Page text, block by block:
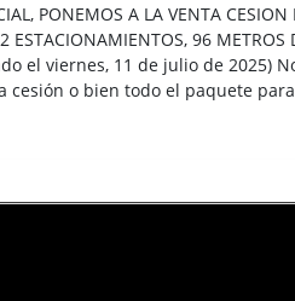
PONEMOS A LA VENTA CESION
96 METROS
el viernes, 11 de julio de
o bien todo el paquete